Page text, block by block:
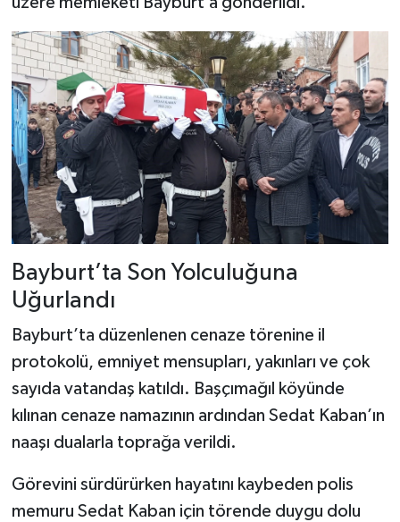
Bayburt’ta Son Yolculuğuna
Uğurlandı
Bayburt’ta düzenlenen cenaze törenine il
protokolü, emniyet mensupları, yakınları ve çok
sayıda vatandaş katıldı. Başçımağıl köyünde
kılınan cenaze namazının ardından Sedat Kaban’ın
naaşı dualarla toprağa verildi.
Görevini sürdürürken hayatını kaybeden polis
memuru Sedat Kaban için törende duygu dolu